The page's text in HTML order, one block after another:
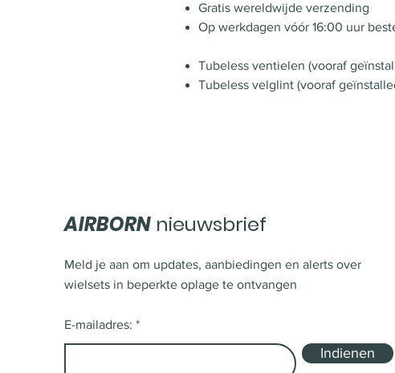
Gratis wereldwijde verzending
Op werkdagen vóór 16:00 uur
Tubeless ventielen (vooraf
Tubeless velglint (vooraf
AIRBORN nieuwsbrief
Meld je aan om updates, aanbiedingen en alerts over
wielsets in beperkte oplage te ontvangen
E-mailadres:
Indienen